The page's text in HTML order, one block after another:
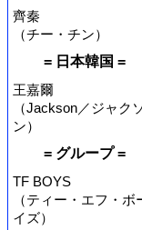
齊秦
（チー・チン）
= 日本韓国 =
王嘉爾
（Jackson／ジャク
ン）
= グループ =
TF BOYS
（ティー・エフ・ボ
イズ）